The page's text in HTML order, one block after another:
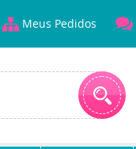
Meus Pedidos